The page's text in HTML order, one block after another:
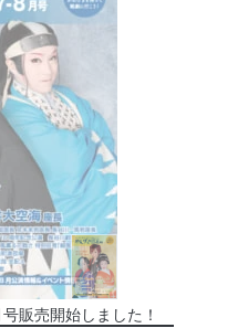
販売開始しました！